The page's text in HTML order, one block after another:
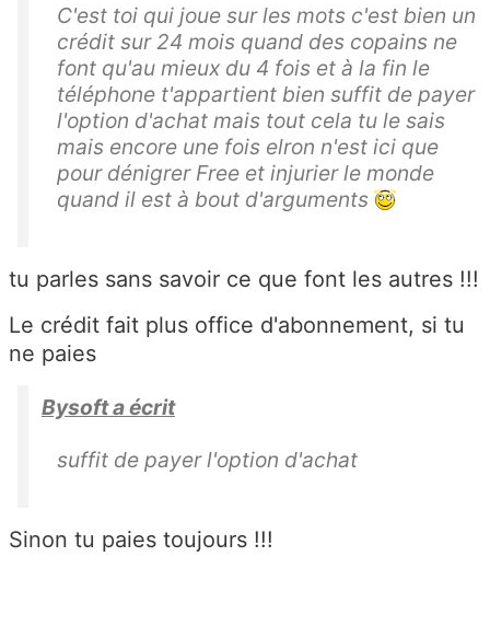
C'est toi qui joue sur les mots c'est bien un
crédit sur 24 mois quand des copains ne
font qu'au mieux du 4 fois et à la fin le
téléphone t'appartient bien suffit de payer
l'option d'achat mais tout cela tu le sais
mais encore une fois elron n'est ici que
pour dénigrer Free et injurier le monde
quand il est à bout d'arguments
tu parles sans savoir ce que font les autres !!!
Le crédit fait plus office d'abonnement, si tu
ne paies
Bysoft a écrit
suffit de payer l'option d'achat
Sinon tu paies toujours !!!